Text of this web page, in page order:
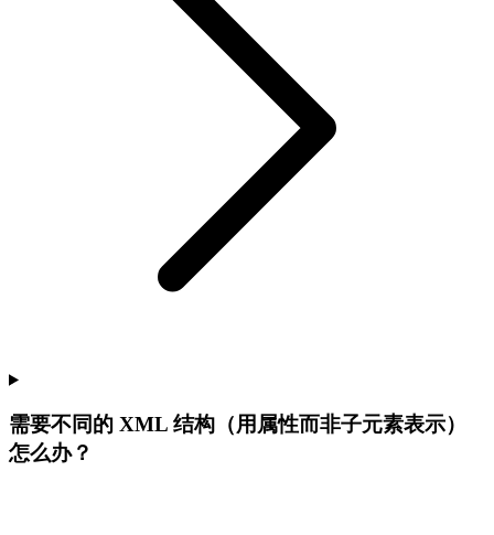
需要不同的 XML 结构（用属性而非子元素表示）
怎么办？